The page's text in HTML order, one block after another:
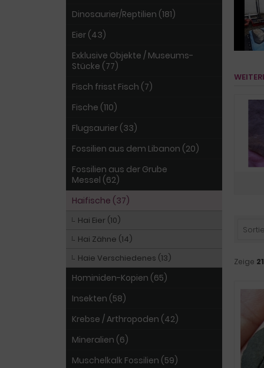
Zeige 21
Dinosaurier/Reptilien (181)
Eier (43)
Exklusive Objekte / Museums-
Stücke (77)
Fisch frisst Fisch (7)
Fische (110)
Flugsaurier (33)
Fossilien aus dem Libanon (20)
Fossilien aus der Grube
Messel (62)
Haifische (37)
Hai Eier (10)
Hai Zähne (14)
Haie Verschiedenes (13)
Hominiden-Kopien (65)
Insekten (58)
Krebse / Arthropoden (42)
Mineralien (6)
Muschelkalk Fossilien (59)